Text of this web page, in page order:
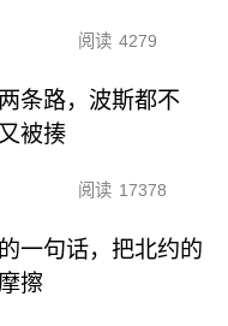
阅读 4279
条路，波斯都不
被揍
阅读 17378
一句话，把北约的
擦